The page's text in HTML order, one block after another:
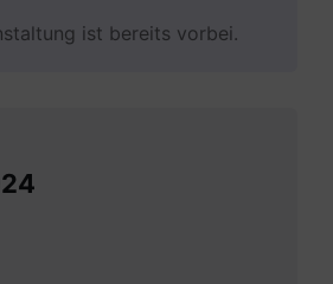
ist bereits vorbei.